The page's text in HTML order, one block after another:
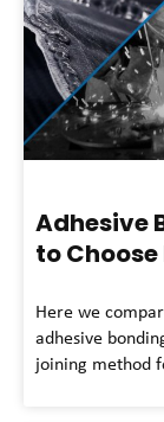
Adhesive
to
Here we
adhesive
joining method